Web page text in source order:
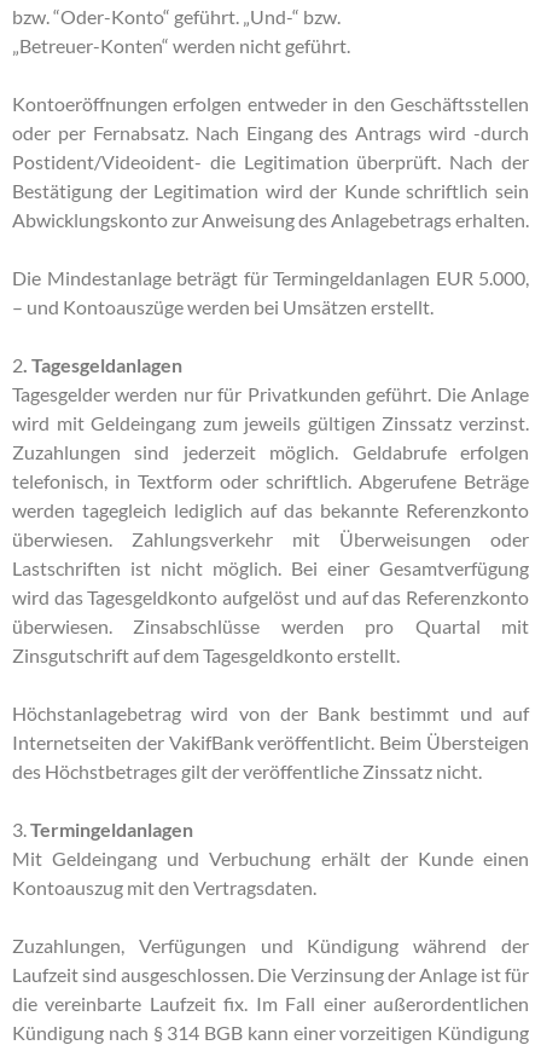
bzw. “Oder-Konto“ geführt. „Und-“ bzw.
„Betreuer-Konten“ werden nicht geführt.
Kontoeröffnungen erfolgen entweder in den Geschäftsstellen
oder per Fernabsatz. Nach Eingang des Antrags wird -durch
Postident/Videoident- die Legitimation überprüft. Nach der
Bestätigung der Legitimation wird der Kunde schriftlich sein
Abwicklungskonto zur Anweisung des Anlagebetrags erhalten.
Die Mindestanlage beträgt für Termingeldanlagen EUR 5.000,
– und Kontoauszüge werden bei Umsätzen erstellt.
2. Tagesgeldanlagen
Tagesgelder werden nur für Privatkunden geführt. Die Anlage
wird mit Geldeingang zum jeweils gültigen Zinssatz verzinst.
Zuzahlungen sind jederzeit möglich. Geldabrufe erfolgen
telefonisch, in Textform oder schriftlich. Abgerufene Beträge
werden tagegleich lediglich auf das bekannte Referenzkonto
überwiesen. Zahlungsverkehr mit Überweisungen oder
Lastschriften ist nicht möglich. Bei einer Gesamtverfügung
wird das Tagesgeldkonto aufgelöst und auf das Referenzkonto
überwiesen. Zinsabschlüsse werden pro Quartal mit
Zinsgutschrift auf dem Tagesgeldkonto erstellt.
Höchstanlagebetrag wird von der Bank bestimmt und auf
Internetseiten der VakifBank veröffentlicht. Beim Übersteigen
des Höchstbetrages gilt der veröffentliche Zinssatz nicht.
3.Termingeldanlagen
Mit Geldeingang und Verbuchung erhält der Kunde einen
Kontoauszug mit den Vertragsdaten.
Zuzahlungen, Verfügungen und Kündigung während der
Laufzeit sind ausgeschlossen. Die Verzinsung der Anlage ist für
die vereinbarte Laufzeit fix. Im Fall einer außerordentlichen
Kündigung nach § 314 BGB kann einer vorzeitigen Kündigung